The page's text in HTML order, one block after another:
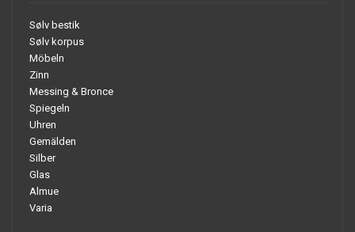
Sølv bestik
Sølv korpus
Möbeln
Zinn
Messing & Bronce
Spiegeln
Uhren
Gemälden
Silber
Glas
Almue
Varia